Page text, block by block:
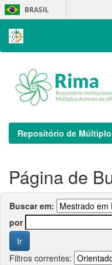
Skip
navigation
BRASIL
Repositório de
Página de
Buscar em:
por
Filtros correntes: